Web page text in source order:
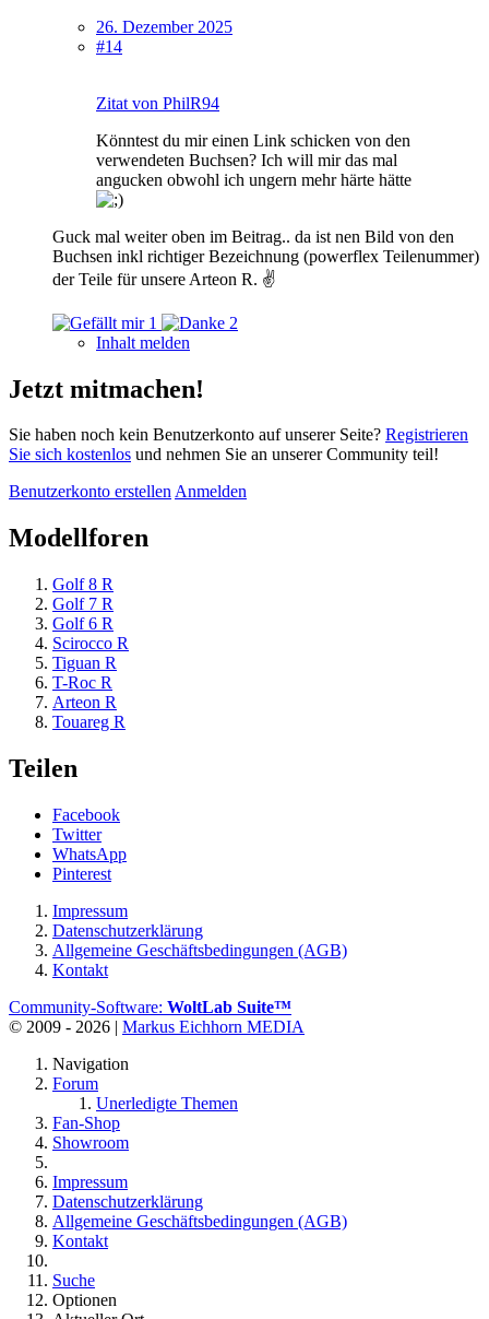
26. Dezember 2025
#14
Zitat von PhilR94
Könntest du mir einen Link schicken von den
verwendeten Buchsen? Ich will mir das mal
angucken obwohl ich ungern mehr härte hätte
Guck mal weiter oben im Beitrag.. da ist nen Bild von den
Buchsen inkl richtiger Bezeichnung (powerflex Teilenummer)
der Teile für unsere Arteon R. ✌️
1
2
Inhalt melden
Jetzt mitmachen!
Sie haben noch kein Benutzerkonto auf unserer Seite? Registrieren
Sie sich kostenlos und nehmen Sie an unserer Community teil!
Benutzerkonto erstellenAnmelden
Modellforen
Golf 8 R
Golf 7 R
Golf 6 R
Scirocco R
Tiguan R
T-Roc R
Arteon R
Touareg R
Teilen
Facebook
Twitter
WhatsApp
Pinterest
Impressum
Datenschutzerklärung
Allgemeine Geschäftsbedingungen (AGB)
Kontakt
Community-Software: WoltLab Suite™
© 2009 - 2026 | Markus Eichhorn MEDIA
Navigation
Forum
Unerledigte Themen
Fan-Shop
Showroom
Impressum
Datenschutzerklärung
Allgemeine Geschäftsbedingungen (AGB)
Kontakt
Suche
Optionen